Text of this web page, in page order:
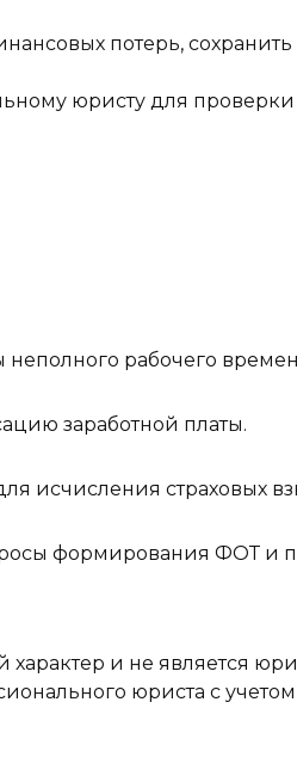
потерь,
юристу для
неполного рабочего
заработной платы.
исчисления страховых
формирования ФОТ и
и не является
юриста с